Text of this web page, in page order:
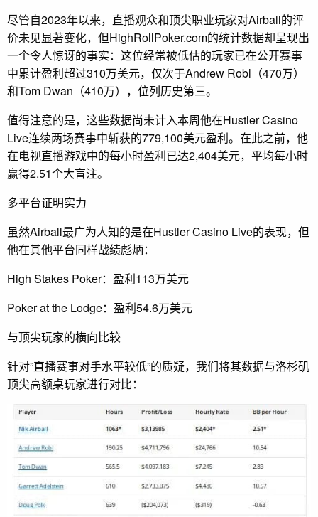
尽管自2023年以来，直播观众和顶尖职业玩家对Airball的评
价未见显著变化，但HighRollPoker.com的统计数据却呈现出
一个令人惊讶的事实：这位经常被低估的玩家已在公开赛事
中累计盈利超过310万美元，仅次于Andrew Robl（470万）
和Tom Dwan（410万），位列历史第三。
值得注意的是，这些数据尚未计入本周他在Hustler Casino
Live连续两场赛事中斩获的779,100美元盈利。在此之前，他
在电视直播游戏中的每小时盈利已达2,404美元，平均每小时
赢得2.51个大盲注。
多平台证明实力
虽然Airball最广为人知的是在Hustler Casino Live的表现，但
他在其他平台同样战绩彪炳：
High Stakes Poker：盈利113万美元
Poker at the Lodge：盈利54.6万美元
与顶尖玩家的横向比较
针对”直播赛事对手水平较低”的质疑，我们将其数据与洛杉矶
顶尖高额桌玩家进行对比：